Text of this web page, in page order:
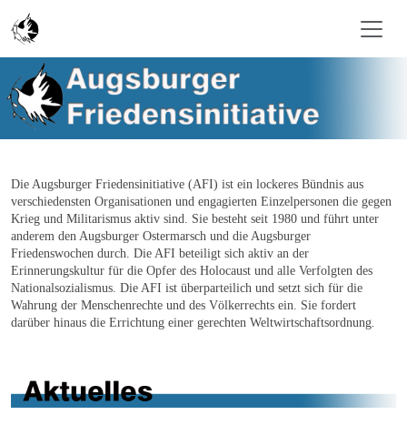
Zum Inhalt springen
Die Augsburger Friedensinitiative (AFI) ist ein lockeres Bündnis aus
verschiedensten Organisationen und engagierten Einzelpersonen die gegen
Krieg und Militarismus aktiv sind. Sie besteht seit 1980 und führt unter
anderem den Augsburger Ostermarsch und die Augsburger
Friedenswochen durch. Die AFI beteiligt sich aktiv an der
Erinnerungskultur für die Opfer des Holocaust und alle Verfolgten des
Nationalsozialismus. Die AFI ist überparteilich und setzt sich für die
Wahrung der Menschenrechte und des Völkerrechts ein. Sie fordert
darüber hinaus die Errichtung einer gerechten Weltwirtschaftsordnung.